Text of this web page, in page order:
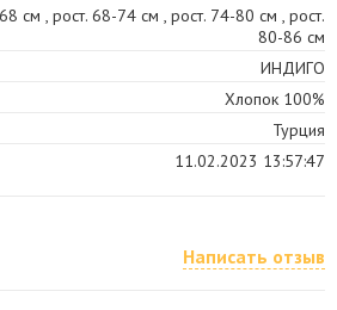
см , рост. 68-74 см , рост. 74-80 см , рост.
80-86 см
ИНДИГО
Хлопок 100%
Турция
11.02.2023 13:57:47
Написать отзыв